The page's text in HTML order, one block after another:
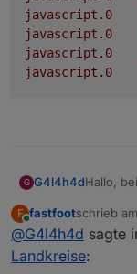
javascript.0
javascript.0
javascript.0
javascript.0
G G4l4h4dHallo,
werden?
Json
Muss ich
F
Online
fastfootschrieb am
zuletzt
@G4l4h4d sagte
Landkreise: